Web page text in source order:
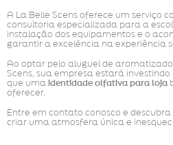
A La Belle Scens oferece um serviço
consultoria especializada para a
instalação dos equipamentos e o
garantir a excelência na experiência
Ao optar pelo aluguel de
Scens, sua empresa estará
que uma
identidade olfativa para loja
oferecer.
Entre em contato conosco e
criar uma atmosfera única e